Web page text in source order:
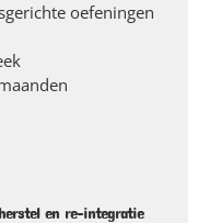
oefeningen
en re-integratie